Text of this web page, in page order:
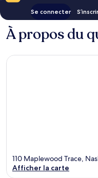
Se connecter
À propos du
110 Maplewood Trace,
Afficher la carte